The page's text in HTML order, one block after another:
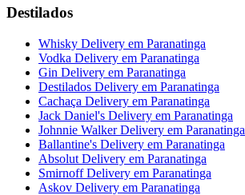
Destilados
Whisky Delivery em Paranatinga
Vodka Delivery em Paranatinga
Gin Delivery em Paranatinga
Destilados Delivery em Paranatinga
Cachaça Delivery em Paranatinga
Jack Daniel's Delivery em Paranatinga
Johnnie Walker Delivery em Paranatinga
Ballantine's Delivery em Paranatinga
Absolut Delivery em Paranatinga
Smirnoff Delivery em Paranatinga
Askov Delivery em Paranatinga